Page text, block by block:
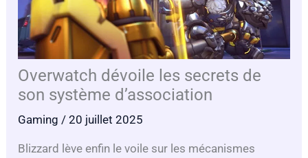
Overwatch dévoile les secrets de
son système d’association
Gaming / 20 juillet 2025
Blizzard lève enfin le voile sur les mécanismes